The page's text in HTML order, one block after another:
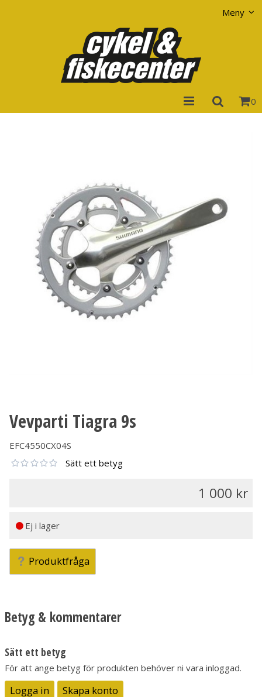
Meny
0
Vevparti Tiagra 9s
EFC4550CX04S
Sätt ett betyg
1 000
Ej i lager
Produktfråga
Betyg & kommentarer
Sätt ett betyg
För att ange betyg för produkten behöver ni vara inloggad.
Logga in Skapa konto